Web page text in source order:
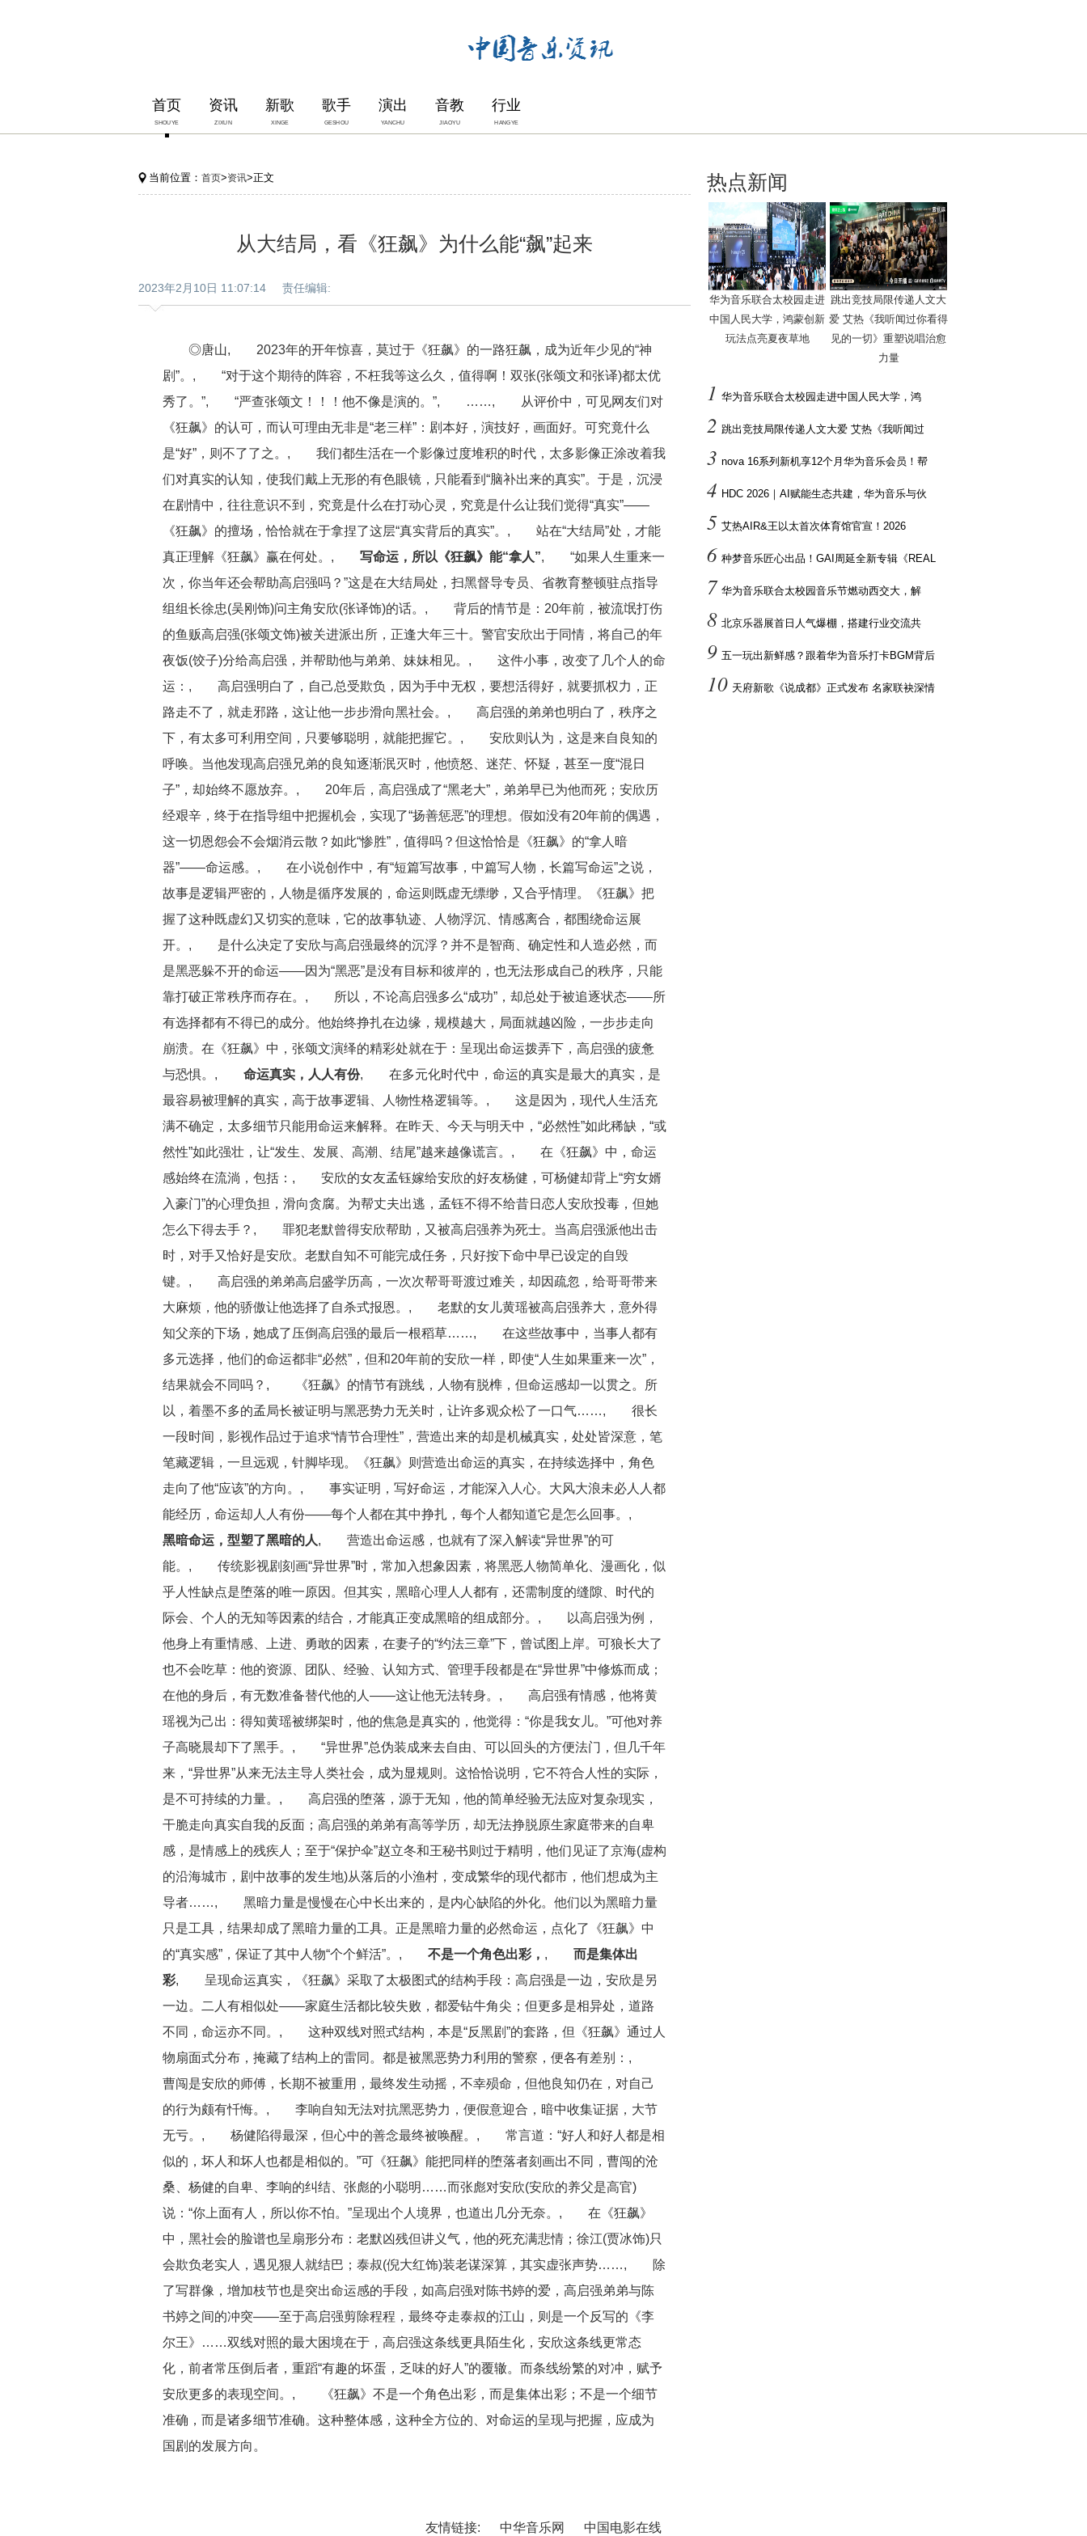
首页
SHOUYE
资讯
ZIXUN
新歌
XINGE
歌手
GESHOU
演出
YANCHU
音教
JIAOYU
行业
HANGYE
当前位置： 首页>资讯>正文
从大结局，看《狂飙》为什么能“飙”起来
2023年2月10日 11:07:14 责任编辑:
◎唐山, 2023年的开年惊喜，莫过于《狂飙》的一路狂飙，成为近年少见的“神
剧”。, “对于这个期待的阵容，不枉我等这么久，值得啊！双张(张颂文和张译)都太优
秀了。”, “严查张颂文！！！他不像是演的。”, ……, 从评价中，可见网友们对
《狂飙》的认可，而认可理由无非是“老三样”：剧本好，演技好，画面好。可究竟什么
是“好”，则不了了之。, 我们都生活在一个影像过度堆积的时代，太多影像正涂改着我
们对真实的认知，使我们戴上无形的有色眼镜，只能看到“脑补出来的真实”。于是，沉浸
在剧情中，往往意识不到，究竟是什么在打动心灵，究竟是什么让我们觉得“真实”——
《狂飙》的擅场，恰恰就在于拿捏了这层“真实背后的真实”。, 站在“大结局”处，才能
真正理解《狂飙》赢在何处。, 写命运，所以《狂飙》能“拿人”, “如果人生重来一
次，你当年还会帮助高启强吗？”这是在大结局处，扫黑督导专员、省教育整顿驻点指导
组组长徐忠(吴刚饰)问主角安欣(张译饰)的话。, 背后的情节是：20年前，被流氓打伤
的鱼贩高启强(张颂文饰)被关进派出所，正逢大年三十。警官安欣出于同情，将自己的年
夜饭(饺子)分给高启强，并帮助他与弟弟、妹妹相见。, 这件小事，改变了几个人的命
运：, 高启强明白了，自己总受欺负，因为手中无权，要想活得好，就要抓权力，正
路走不了，就走邪路，这让他一步步滑向黑社会。, 高启强的弟弟也明白了，秩序之
下，有太多可利用空间，只要够聪明，就能把握它。, 安欣则认为，这是来自良知的
呼唤。当他发现高启强兄弟的良知逐渐泯灭时，他愤怒、迷茫、怀疑，甚至一度“混日
子”，却始终不愿放弃。, 20年后，高启强成了“黑老大”，弟弟早已为他而死；安欣历
经艰辛，终于在指导组中把握机会，实现了“扬善惩恶”的理想。假如没有20年前的偶遇，
这一切恩怨会不会烟消云散？如此“惨胜”，值得吗？但这恰恰是《狂飙》的“拿人暗
器”——命运感。, 在小说创作中，有“短篇写故事，中篇写人物，长篇写命运”之说，
故事是逻辑严密的，人物是循序发展的，命运则既虚无缥缈，又合乎情理。《狂飙》把
握了这种既虚幻又切实的意味，它的故事轨迹、人物浮沉、情感离合，都围绕命运展
开。, 是什么决定了安欣与高启强最终的沉浮？并不是智商、确定性和人造必然，而
是黑恶躲不开的命运——因为“黑恶”是没有目标和彼岸的，也无法形成自己的秩序，只能
靠打破正常秩序而存在。, 所以，不论高启强多么“成功”，却总处于被追逐状态——所
有选择都有不得已的成分。他始终挣扎在边缘，规模越大，局面就越凶险，一步步走向
崩溃。在《狂飙》中，张颂文演绎的精彩处就在于：呈现出命运拨弄下，高启强的疲惫
与恐惧。, 命运真实，人人有份, 在多元化时代中，命运的真实是最大的真实，是
最容易被理解的真实，高于故事逻辑、人物性格逻辑等。, 这是因为，现代人生活充
满不确定，太多细节只能用命运来解释。在昨天、今天与明天中，“必然性”如此稀缺，“或
然性”如此强壮，让“发生、发展、高潮、结尾”越来越像谎言。, 在《狂飙》中，命运
感始终在流淌，包括：, 安欣的女友孟钰嫁给安欣的好友杨健，可杨健却背上“穷女婿
入豪门”的心理负担，滑向贪腐。为帮丈夫出逃，孟钰不得不给昔日恋人安欣投毒，但她
怎么下得去手？, 罪犯老默曾得安欣帮助，又被高启强养为死士。当高启强派他出击
时，对手又恰好是安欣。老默自知不可能完成任务，只好按下命中早已设定的自毁
键。, 高启强的弟弟高启盛学历高，一次次帮哥哥渡过难关，却因疏忽，给哥哥带来
大麻烦，他的骄傲让他选择了自杀式报恩。, 老默的女儿黄瑶被高启强养大，意外得
知父亲的下场，她成了压倒高启强的最后一根稻草……, 在这些故事中，当事人都有
多元选择，他们的命运都非“必然”，但和20年前的安欣一样，即使“人生如果重来一次”，
结果就会不同吗？, 《狂飙》的情节有跳线，人物有脱榫，但命运感却一以贯之。所
以，着墨不多的孟局长被证明与黑恶势力无关时，让许多观众松了一口气……, 很长
一段时间，影视作品过于追求“情节合理性”，营造出来的却是机械真实，处处皆深意，笔
笔藏逻辑，一旦远观，针脚毕现。《狂飙》则营造出命运的真实，在持续选择中，角色
走向了他“应该”的方向。, 事实证明，写好命运，才能深入人心。大风大浪未必人人都
能经历，命运却人人有份——每个人都在其中挣扎，每个人都知道它是怎么回事。,
黑暗命运，型塑了黑暗的人, 营造出命运感，也就有了深入解读“异世界”的可
能。, 传统影视剧刻画“异世界”时，常加入想象因素，将黑恶人物简单化、漫画化，似
乎人性缺点是堕落的唯一原因。但其实，黑暗心理人人都有，还需制度的缝隙、时代的
际会、个人的无知等因素的结合，才能真正变成黑暗的组成部分。, 以高启强为例，
他身上有重情感、上进、勇敢的因素，在妻子的“约法三章”下，曾试图上岸。可狼长大了
也不会吃草：他的资源、团队、经验、认知方式、管理手段都是在“异世界”中修炼而成；
在他的身后，有无数准备替代他的人——这让他无法转身。, 高启强有情感，他将黄
瑶视为己出：得知黄瑶被绑架时，他的焦急是真实的，他觉得：“你是我女儿。”可他对养
子高晓晨却下了黑手。, “异世界”总伪装成来去自由、可以回头的方便法门，但几千年
来，“异世界”从来无法主导人类社会，成为显规则。这恰恰说明，它不符合人性的实际，
是不可持续的力量。, 高启强的堕落，源于无知，他的简单经验无法应对复杂现实，
干脆走向真实自我的反面；高启强的弟弟有高等学历，却无法挣脱原生家庭带来的自卑
感，是情感上的残疾人；至于“保护伞”赵立冬和王秘书则过于精明，他们见证了京海(虚构
的沿海城市，剧中故事的发生地)从落后的小渔村，变成繁华的现代都市，他们想成为主
导者……, 黑暗力量是慢慢在心中长出来的，是内心缺陷的外化。他们以为黑暗力量
只是工具，结果却成了黑暗力量的工具。正是黑暗力量的必然命运，点化了《狂飙》中
的“真实感”，保证了其中人物“个个鲜活”。, 不是一个角色出彩， , 而是集体出
彩, 呈现命运真实，《狂飙》采取了太极图式的结构手段：高启强是一边，安欣是另
一边。二人有相似处——家庭生活都比较失败，都爱钻牛角尖；但更多是相异处，道路
不同，命运亦不同。, 这种双线对照式结构，本是“反黑剧”的套路，但《狂飙》通过人
物扇面式分布，掩藏了结构上的雷同。都是被黑恶势力利用的警察，便各有差别：,
曹闯是安欣的师傅，长期不被重用，最终发生动摇，不幸殒命，但他良知仍在，对自己
的行为颇有忏悔。, 李响自知无法对抗黑恶势力，便假意迎合，暗中收集证据，大节
无亏。, 杨健陷得最深，但心中的善念最终被唤醒。, 常言道：“好人和好人都是相
似的，坏人和坏人也都是相似的。”可《狂飙》能把同样的堕落者刻画出不同，曹闯的沧
桑、杨健的自卑、李响的纠结、张彪的小聪明……而张彪对安欣(安欣的养父是高官)
说：“你上面有人，所以你不怕。”呈现出个人境界，也道出几分无奈。, 在《狂飙》
中，黑社会的脸谱也呈扇形分布：老默凶残但讲义气，他的死充满悲情；徐江(贾冰饰)只
会欺负老实人，遇见狠人就结巴；泰叔(倪大红饰)装老谋深算，其实虚张声势……, 除
了写群像，增加枝节也是突出命运感的手段，如高启强对陈书婷的爱，高启强弟弟与陈
书婷之间的冲突——至于高启强剪除程程，最终夺走泰叔的江山，则是一个反写的《李
尔王》……双线对照的最大困境在于，高启强这条线更具陌生化，安欣这条线更常态
化，前者常压倒后者，重蹈“有趣的坏蛋，乏味的好人”的覆辙。而条线纷繁的对冲，赋予
安欣更多的表现空间。, 《狂飙》不是一个角色出彩，而是集体出彩；不是一个细节
准确，而是诸多细节准确。这种整体感，这种全方位的、对命运的呈现与把握，应成为
国剧的发展方向。
热点新闻
华为音乐联合太校园走进
中国人民大学，鸿蒙创新
玩法点亮夏夜草地
跳出竞技局限传递人文大
爱 艾热《我听闻过你看得
见的一切》重塑说唱治愈
力量
1 华为音乐联合太校园走进中国人民大学，鸿
2 跳出竞技局限传递人文大爱 艾热《我听闻过
3 nova 16系列新机享12个月华为音乐会员！帮
4 HDC 2026｜AI赋能生态共建，华为音乐与伙
5 艾热AIR&王以太首次体育馆官宣！2026
6 种梦音乐匠心出品！GAI周延全新专辑《REAL
7 华为音乐联合太校园音乐节燃动西交大，解
8 北京乐器展首日人气爆棚，搭建行业交流共
9 五一玩出新鲜感？跟着华为音乐打卡BGM背后
10 天府新歌《说成都》正式发布 名家联袂深情
友情链接: 中华音乐网 中国电影在线